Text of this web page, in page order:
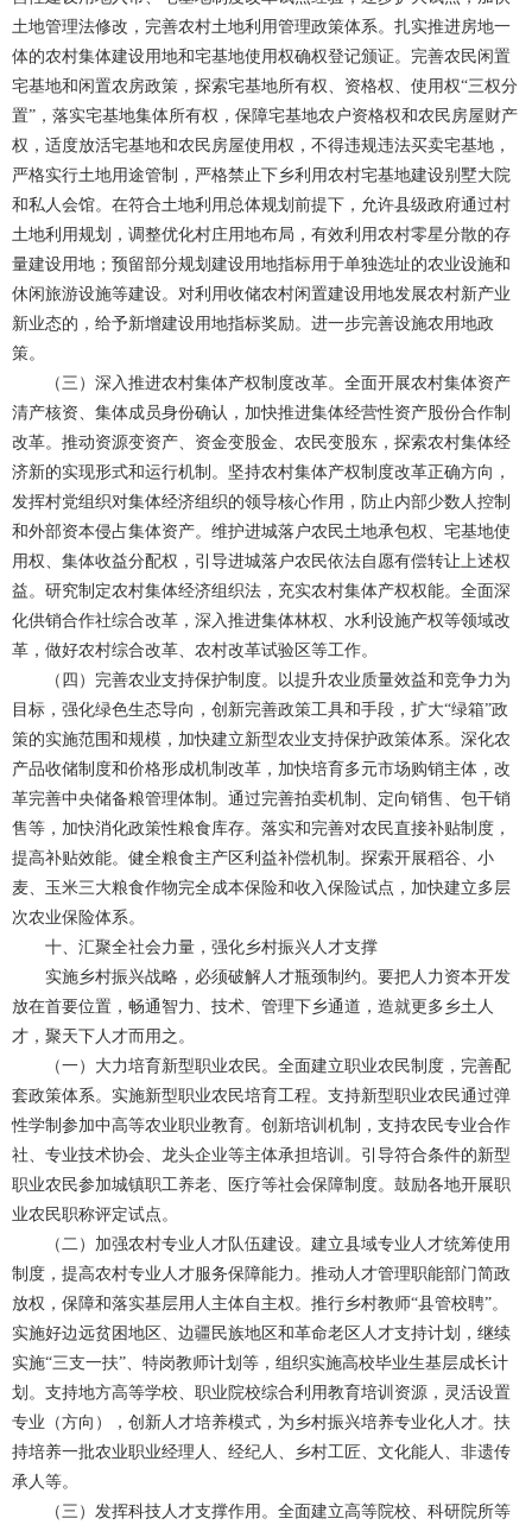
土地管理法修改，完善农村土地利用管理政策体系。扎实推进房地一
体的农村集体建设用地和宅基地使用权确权登记颁证。完善农民闲置
宅基地和闲置农房政策，探索宅基地所有权、资格权、使用权“三权分
置”，落实宅基地集体所有权，保障宅基地农户资格权和农民房屋财产
权，适度放活宅基地和农民房屋使用权，不得违规违法买卖宅基地，
严格实行土地用途管制，严格禁止下乡利用农村宅基地建设别墅大院
和私人会馆。在符合土地利用总体规划前提下，允许县级政府通过村
土地利用规划，调整优化村庄用地布局，有效利用农村零星分散的存
量建设用地；预留部分规划建设用地指标用于单独选址的农业设施和
休闲旅游设施等建设。对利用收储农村闲置建设用地发展农村新产业
新业态的，给予新增建设用地指标奖励。进一步完善设施农用地政
策。
（三）深入推进农村集体产权制度改革。全面开展农村集体资产
清产核资、集体成员身份确认，加快推进集体经营性资产股份合作制
改革。推动资源变资产、资金变股金、农民变股东，探索农村集体经
济新的实现形式和运行机制。坚持农村集体产权制度改革正确方向，
发挥村党组织对集体经济组织的领导核心作用，防止内部少数人控制
和外部资本侵占集体资产。维护进城落户农民土地承包权、宅基地使
用权、集体收益分配权，引导进城落户农民依法自愿有偿转让上述权
益。研究制定农村集体经济组织法，充实农村集体产权权能。全面深
化供销合作社综合改革，深入推进集体林权、水利设施产权等领域改
革，做好农村综合改革、农村改革试验区等工作。
（四）完善农业支持保护制度。以提升农业质量效益和竞争力为
目标，强化绿色生态导向，创新完善政策工具和手段，扩大“绿箱”政
策的实施范围和规模，加快建立新型农业支持保护政策体系。深化农
产品收储制度和价格形成机制改革，加快培育多元市场购销主体，改
革完善中央储备粮管理体制。通过完善拍卖机制、定向销售、包干销
售等，加快消化政策性粮食库存。落实和完善对农民直接补贴制度，
提高补贴效能。健全粮食主产区利益补偿机制。探索开展稻谷、小
麦、玉米三大粮食作物完全成本保险和收入保险试点，加快建立多层
次农业保险体系。
十、汇聚全社会力量，强化乡村振兴人才支撑
实施乡村振兴战略，必须破解人才瓶颈制约。要把人力资本开发
放在首要位置，畅通智力、技术、管理下乡通道，造就更多乡土人
才，聚天下人才而用之。
（一）大力培育新型职业农民。全面建立职业农民制度，完善配
套政策体系。实施新型职业农民培育工程。支持新型职业农民通过弹
性学制参加中高等农业职业教育。创新培训机制，支持农民专业合作
社、专业技术协会、龙头企业等主体承担培训。引导符合条件的新型
职业农民参加城镇职工养老、医疗等社会保障制度。鼓励各地开展职
业农民职称评定试点。
（二）加强农村专业人才队伍建设。建立县域专业人才统筹使用
制度，提高农村专业人才服务保障能力。推动人才管理职能部门简政
放权，保障和落实基层用人主体自主权。推行乡村教师“县管校聘”。
实施好边远贫困地区、边疆民族地区和革命老区人才支持计划，继续
实施“三支一扶”、特岗教师计划等，组织实施高校毕业生基层成长计
划。支持地方高等学校、职业院校综合利用教育培训资源，灵活设置
专业（方向），创新人才培养模式，为乡村振兴培养专业化人才。扶
持培养一批农业职业经理人、经纪人、乡村工匠、文化能人、非遗传
承人等。
（三）发挥科技人才支撑作用。全面建立高等院校、科研院所等